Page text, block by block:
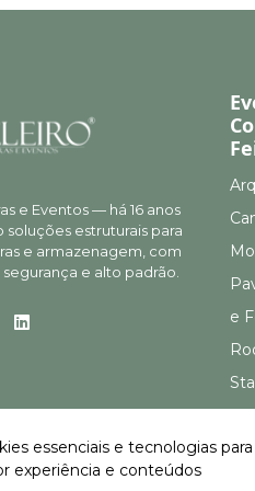
e Eventos — há 16 anos
estruturais para
e armazenagem, com
e alto padrão.
e
essenciais e tecnologias para
experiência e conteúdos